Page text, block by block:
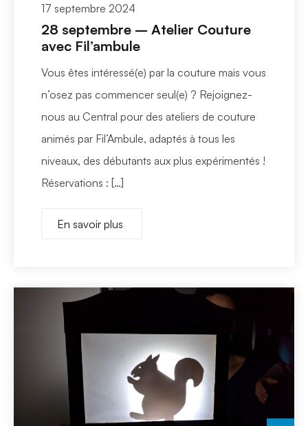
17 septembre 2024
28 septembre – Atelier Couture
avec Fil’ambule
Vous êtes intéressé(e) par la couture mais vous
n’osez pas commencer seul(e) ? Rejoignez-
nous au Central pour des ateliers de couture
animés par Fil’Ambule, adaptés à tous les
niveaux, des débutants aux plus expérimentés !
Réservations : […]
En savoir plus